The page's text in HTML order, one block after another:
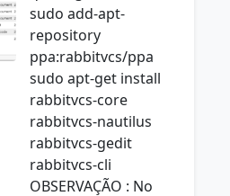
sudo add-apt-
repository
ppa:rabbitvcs/ppa
sudo apt-get install
rabbitvcs-core
rabbitvcs-nautilus
rabbitvcs-gedit
rabbitvcs-cli
OBSERVAÇÃO : No